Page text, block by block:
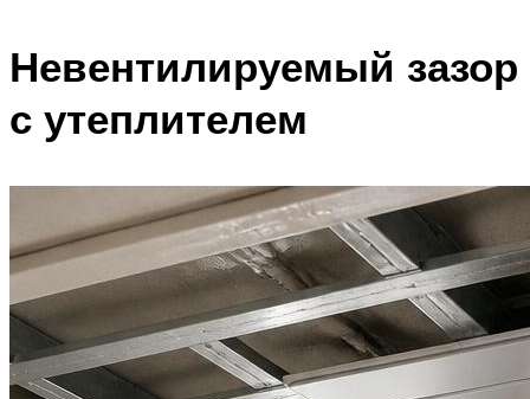
Невентилируемый зазор
с утеплителем